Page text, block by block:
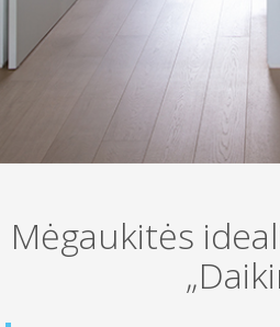
Mėgaukitės